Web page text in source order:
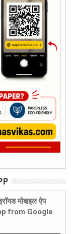
मोबाइल ऐप
from Google